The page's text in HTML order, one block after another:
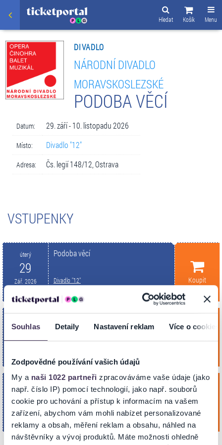
Souhlas Detaily Nastavení reklam Více o cookies
Zodpovědné používání vašich údajů
My a naši 1022 partneři zpracováváme vaše údaje (jako
např. číslo IP) pomocí technologií, jako např. souborů
cookie pro uchování a přístup k informacím na vašem
zařízení, abychom vám mohli nabízet personalizované
reklamy a obsah, měření reklam a obsahu, náhled na
návštěvníky a vývoj produktů. Máte možnosti ohledně
Menu
Košík
Hledat
DIVADLO
NÁRODNÍ DIVADLO
MORAVSKOSLEZSKÉ
PODOBA VĚCÍ
Datum: 29. září - 10. listopadu 2026
Místo: Divadlo "12"
Adresa: Čs. legií 148/12, Ostrava
VSTUPENKY
úterý
29
Zář. 2026
Podoba věcí
Divadlo "12"
OSTRAVA
Koupit
2
10
Lis. 2026
Podoba věcí
Divadlo "12"
OSTRAVA
Koupit